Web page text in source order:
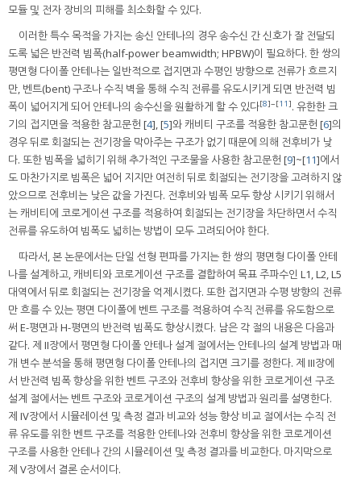
모듈 및 전자 장비의 피해를 최소화할 수 있다.
이러한 특수 목적을 가지는 송신 안테나의 경우 송수신 간 신호가 잘 전달되
도록 넓은 반전력 빔폭(half-power beamwidth; HPBW)이 필요하다. 한 쌍의
평면형 다이폴 안테나는 일반적으로 접지면과 수평인 방향으로 전류가 흐르지
만, 벤트(bent) 구조나 수직 벽을 통해 수직 전류를 유도시키게 되면 반전력 빔
폭이 넓어지게 되어 안테나의 송수신을 원활하게 할 수 있다[8]~[11]. 유한한 크
기의 접지면을 적용한 참고문헌 [4], [5]와 캐비티 구조를 적용한 참고문헌 [6]의
경우 뒤로 회절되는 전기장을 막아주는 구조가 없기 때문에 의해 전후비가 낮
다. 또한 빔폭을 넓히기 위해 추가적인 구조물을 사용한 참고문헌 [9]~[11]에서
도 마찬가지로 빔폭은 넓어 지지만 여전히 뒤로 회절되는 전기장을 고려하지 않
았으므로 전후비는 낮은 값을 가진다. 전후비와 빔폭 모두 향상 시키기 위해서
는 캐비티에 코로게이션 구조를 적용하여 회절되는 전기장을 차단하면서 수직
전류를 유도하여 빔폭도 넓히는 방법이 모두 고려되어야 한다.
따라서, 본 논문에서는 단일 선형 편파를 가지는 한 쌍의 평면형 다이폴 안테
나를 설계하고, 캐비티와 코로게이션 구조를 결합하여 목표 주파수인 L1, L2, L5
대역에서 뒤로 회절되는 전기장을 억제시켰다. 또한 접지면과 수평 방향의 전류
만 흐를 수 있는 평면 다이폴에 벤트 구조를 적용하여 수직 전류를 유도함으로
써 E-평면과 H-평면의 반전력 빔폭도 향상시켰다. 남은 각 절의 내용은 다음과
같다. 제 II장에서 평면형 다이폴 안테나 설계 절에서는 안테나의 설계 방법과 매
개 변수 분석을 통해 평면형 다이폴 안테나의 접지면 크기를 정한다. 제 III장에
서 반전력 빔폭 향상을 위한 벤트 구조와 전후비 향상을 위한 코로게이션 구조
설계 절에서는 벤트 구조와 코로게이션 구조의 설계 방법과 원리를 설명한다.
제 IV장에서 시뮬레이션 및 측정 결과 비교와 성능 향상 비교 절에서는 수직 전
류 유도를 위한 벤트 구조를 적용한 안테나와 전후비 향상을 위한 코로게이션
구조를 사용한 안테나 간의 시뮬레이션 및 측정 결과를 비교한다. 마지막으로
제 V장에서 결론 순서이다.